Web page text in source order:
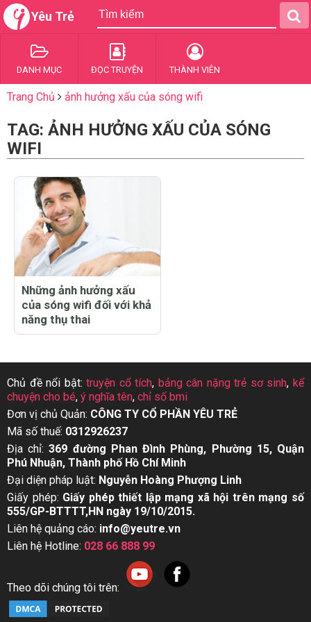
Yêu Trẻ
DANH MỤC ĐỌC TRUYỆN THÀNH VIÊN
Trang Chủ ảnh hưởng xấu của sóng wifi
TAG: ẢNH HƯỞNG XẤU CỦA SÓNG
WIFI
Những ảnh hưởng xấu
của sóng wifi đối với khả
năng thụ thai
Chủ đề nổi bật:truyện cổ tích, bảng cân nặng trẻ sơ sinh,kể
chuyện cho bé, ý nghĩa tên, chỉ số bmi
Đơn vị chủ Quản: CÔNG TY CỔ PHẦN YÊU TRẺ
Mã số thuế: 0312926237
Địa chỉ:369 đường Phan Đình Phùng, Phường 15, Quận
Phú Nhuận, Thành phố Hồ Chí Minh
Đại diện pháp luật: Nguyễn Hoàng Phượng Linh
Giấy phép: Giấy phép thiết lập mạng xã hội trên mạng số
555/GP-BTTTT,HN ngày 19/10/2015.
Liên hệ quảng cáo: info@yeutre.vn
Liên hệ Hotline: 028 66 888 99
Theo dõi chúng tôi trên: